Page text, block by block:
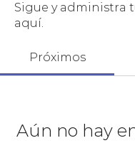
Sigue y administra
aquí.
Próximos
Aún no hay